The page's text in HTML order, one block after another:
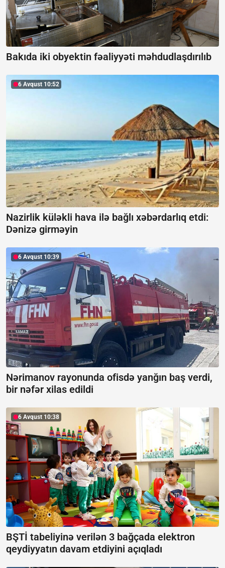
Bakıda iki obyektin fəaliyyəti məhdudlaşdırılıb
6 Avqust 10:52
Nazirlik küləkli hava ilə bağlı xəbərdarlıq etdi:
Dənizə girməyin
6 Avqust 10:39
Nərimanov rayonunda ofisdə yanğın baş verdi,
bir nəfər xilas edildi
6 Avqust 10:38
BŞTİ tabeliyinə verilən 3 bağçada elektron
qeydiyyatın davam etdiyini açıqladı